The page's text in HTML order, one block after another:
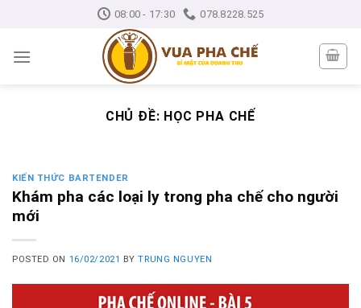
content
08:00 - 17:30 078.8228.525
CHỦ ĐỀ: HỌC PHA CHẾ
KIẾN THỨC BARTENDER
Khám pha các loại ly trong pha chế cho người
mới
POSTED ON 16/02/2021 BYTRUNG NGUYEN